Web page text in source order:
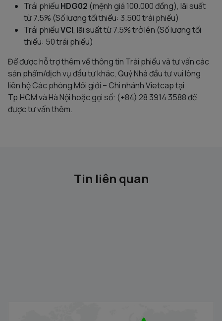
Trái phiếu HDG02 (mệnh giá 100.000 đồng), lãi suất
từ 7.5% (Số lượng tối thiểu: 3.500 trái phiếu)
Trái phiếuVCI, lãi suất từ 7.5% trở lên (Số lượng tối
thiểu: 50 trái phiếu)
Để được hỗ trợ thêm về thông tin Trái phiếu và tư vấn các
sản phẩm/dịch vụ đầu tư khác, Quý Nhà đầu tư vui lòng
liên hệ Các phòng Môi giới – Chi nhánh Vietcap tại
Tp.HCM và Hà Nội hoặc gọi số: (+84) 28 3914 3588 để
được tư vấn thêm.
Tin liên quan